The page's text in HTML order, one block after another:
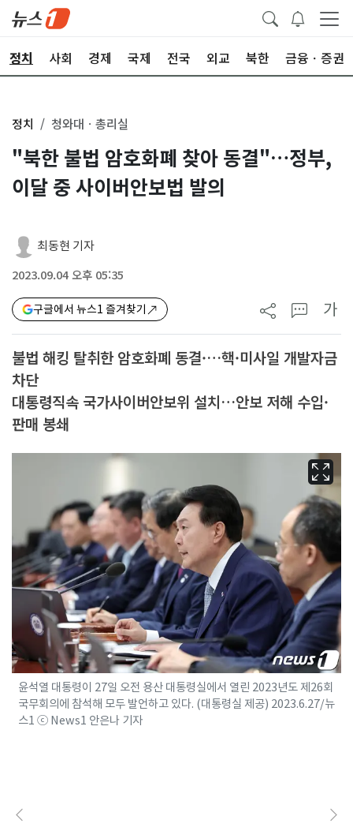
정치 사회 경제 국제 전국 외교 북한 금융ㆍ증권
정치 청와대ㆍ총리실
"북한 불법 암호화폐 찾아 동결"…정부,
이달 중 사이버안보법 발의
최동현 기자
2023.09.04 오후 05:35
구글에서 뉴스1 즐겨찾기 가
불법 해킹 탈취한 암호화폐 동결·…핵·미사일 개발자금
차단
대통령직속 국가사이버안보위 설치…안보 저해 수입·
판매 봉쇄
윤석열 대통령이 27일 오전 용산 대통령실에서 열린 2023년도 제26회
국무회의에 참석해 모두 발언하고 있다. (대통령실 제공) 2023.6.27/뉴
스1 ⓒ News1 안은나 기자